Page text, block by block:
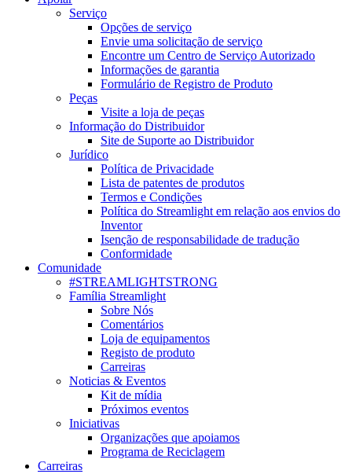
Serviço
Opções de serviço
Envie uma solicitação de serviço
Encontre um Centro de Serviço Autorizado
Informações de garantia
Formulário de Registro de Produto
Peças
Visite a loja de peças
Informação do Distribuidor
Site de Suporte ao Distribuidor
Jurídico
Política de Privacidade
Lista de patentes de produtos
Termos e Condições
Política do Streamlight em relação aos envios do
Inventor
Isenção de responsabilidade de tradução
Conformidade
Comunidade
#STREAMLIGHTSTRONG
Família Streamlight
Sobre Nós
Comentários
Loja de equipamentos
Registo de produto
Carreiras
Noticias & Eventos
Kit de mídia
Próximos eventos
Iniciativas
Organizações que apoiamos
Programa de Reciclagem
Carreiras